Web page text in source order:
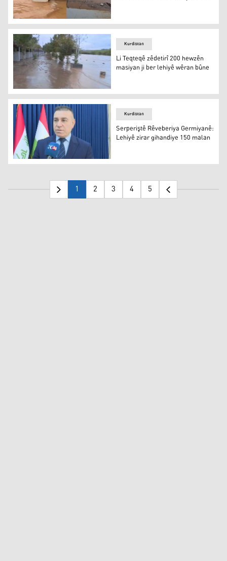
Bîlançoya lehiyê: 5 qurbanî û zêdetirî 2 hezar malan
Li Teqteqê zêdetirî 200 hewzên masiyan ji ber lehiyê
Kurdistan
Li Teqteqê zêdetirî 200 hewzên
masiyan ji ber lehiyê wêran bûne
Celal Şêx Nûrî
Kurdistan
Serperiştê Rêveberiya Germiyanê:
Lehiyê zirar gihandiye 150 malan
1 2 3 4 5